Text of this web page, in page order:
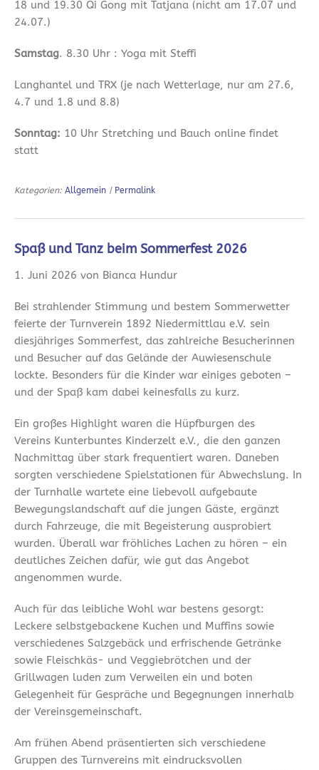
18 und 19.30 Qi Gong mit Tatjana (nicht am 17.07 und
24.07.)
Samstag. 8.30 Uhr : Yoga mit Steffi
Langhantel und TRX (je nach Wetterlage, nur am 27.6,
4.7 und 1.8 und 8.8)
Sonntag: 10 Uhr Stretching und Bauch online findet
statt
Kategorien: Allgemein | Permalink
Spaß und Tanz beim Sommerfest 2026
1. Juni 2026 von Bianca Hundur
Bei strahlender Stimmung und bestem Sommerwetter
feierte der Turnverein 1892 Niedermittlau e.V. sein
diesjähriges Sommerfest, das zahlreiche Besucherinnen
und Besucher auf das Gelände der Auwiesenschule
lockte. Besonders für die Kinder war einiges geboten –
und der Spaß kam dabei keinesfalls zu kurz.
Ein großes Highlight waren die Hüpfburgen des
Vereins Kunterbuntes Kinderzelt e.V., die den ganzen
Nachmittag über stark frequentiert waren. Daneben
sorgten verschiedene Spielstationen für Abwechslung. In
der Turnhalle wartete eine liebevoll aufgebaute
Bewegungslandschaft auf die jungen Gäste, ergänzt
durch Fahrzeuge, die mit Begeisterung ausprobiert
wurden. Überall war fröhliches Lachen zu hören – ein
deutliches Zeichen dafür, wie gut das Angebot
angenommen wurde.
Auch für das leibliche Wohl war bestens gesorgt:
Leckere selbstgebackene Kuchen und Muffins sowie
verschiedenes Salzgebäck und erfrischende Getränke
sowie Fleischkäs- und Veggiebrötchen und der
Grillwagen luden zum Verweilen ein und boten
Gelegenheit für Gespräche und Begegnungen innerhalb
der Vereinsgemeinschaft.
Am frühen Abend präsentierten sich verschiedene
Gruppen des Turnvereins mit eindrucksvollen